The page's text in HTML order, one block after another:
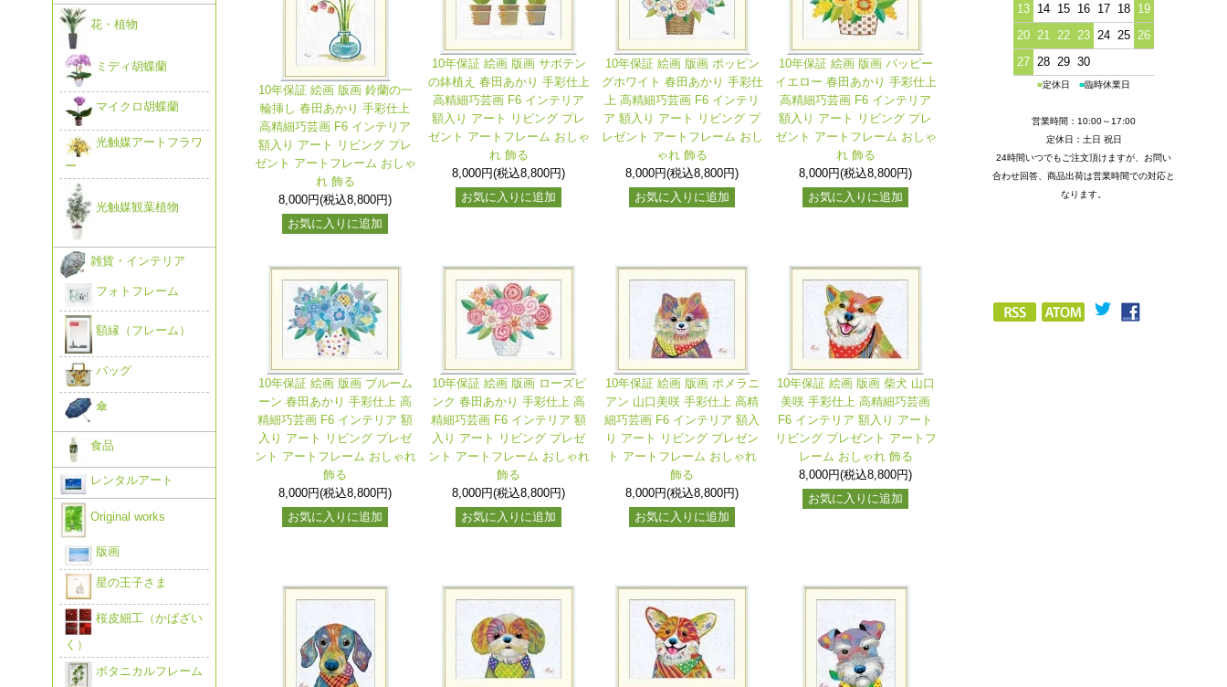
10年保証 絵画 版画 鈴蘭の一
輪挿し 春田あかり 手彩仕上
高精細巧芸画 F6 インテリア
額入り アート リビング プレ
ゼント アートフレーム おしゃ
れ 飾る
8,000円(税込8,800円)
お気に入りに追加
10年保証 絵画 版画 サボテン
の鉢植え 春田あかり 手彩仕上
高精細巧芸画 F6 インテリア
額入り アート リビング プレ
ゼント アートフレーム おしゃ
れ 飾る
8,000円(税込8,800円)
お気に入りに追加
10年保証 絵画 版画 ポッピン
グホワイト 春田あかり 手彩仕
上 高精細巧芸画 F6 インテリ
ア 額入り アート リビング プ
レゼント アートフレーム おし
ゃれ 飾る
8,000円(税込8,800円)
お気に入りに追加
10年保証 絵画 版画 パッピー
イエロー 春田あかり 手彩仕上
高精細巧芸画 F6 インテリア
額入り アート リビング プレ
ゼント アートフレーム おしゃ
れ 飾る
8,000円(税込8,800円)
お気に入りに追加
10年保証 絵画 版画 ブルーム
ーン 春田あかり 手彩仕上 高
精細巧芸画 F6 インテリア 額
入り アート リビング プレゼ
ント アートフレーム おしゃれ
飾る
8,000円(税込8,800円)
お気に入りに追加
10年保証 絵画 版画 ローズピ
ンク 春田あかり 手彩仕上 高
精細巧芸画 F6 インテリア 額
入り アート リビング プレゼ
ント アートフレーム おしゃれ
飾る
8,000円(税込8,800円)
お気に入りに追加
10年保証 絵画 版画 ポメラニ
アン 山口美咲 手彩仕上 高精
細巧芸画 F6 インテリア 額入
り アート リビング プレゼン
ト アートフレーム おしゃれ
飾る
8,000円(税込8,800円)
お気に入りに追加
10年保証 絵画 版画 柴犬 山口
美咲 手彩仕上 高精細巧芸画
F6 インテリア 額入り アート
リビング プレゼント アートフ
レーム おしゃれ 飾る
8,000円(税込8,800円)
お気に入りに追加
花・植物
ミディ胡蝶蘭
マイクロ胡蝶蘭
光触媒アートフラワ
ー
光触媒観葉植物
雑貨・インテリア
フォトフレーム
額縁（フレーム）
バッグ
傘
食品
レンタルアート
Original works
版画
星の王子さま
桜皮細工（かばざい
く）
ボタニカルフレーム
13 14 15 16 17 18 19
20 21 22 23 24 25 26
27 28 29 30
■定休日 ■臨時休業日
営業時間：10:00～17:00
定休日：土日 祝日
24時間いつでもご注文頂けますが、お問い
合わせ回答、商品出荷は営業時間での対応と
なります。